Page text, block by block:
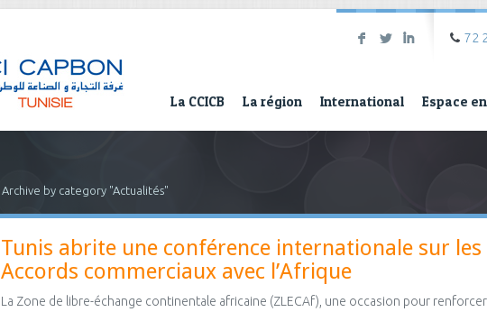
F L I 72
La CCICB La région International Espace
Archive by category "Actualités"
Tunis abrite une conférence internationale sur les
Accords commerciaux avec l’Afrique
La Zone de libre-échange continentale africaine (ZLECAf), une occasion pour renforcer